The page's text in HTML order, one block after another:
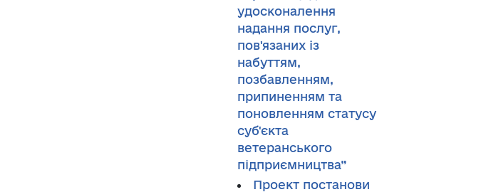
удосконалення
надання послуг,
пов'язаних із
набуттям,
позбавленням,
припиненням та
поновленням статусу
суб'єкта
ветеранського
підприємництва”
Проект постанови